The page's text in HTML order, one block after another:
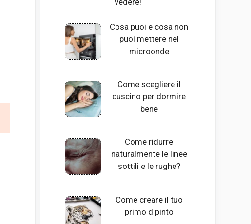
vedere!
Cosa puoi e cosa non
puoi mettere nel
microonde
Come scegliere il
cuscino per dormire
bene
Come ridurre
naturalmente le linee
sottili e le rughe?
Come creare il tuo
primo dipinto